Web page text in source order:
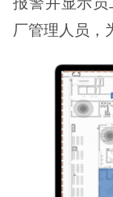
厂管理人员，